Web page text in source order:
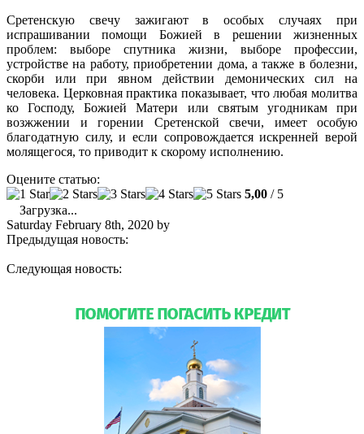
Сретенскую свечу зажигают в особых случаях при
испрашивании помощи Божией в решении жизненных
проблем: выборе спутника жизни, выборе профессии,
устройстве на работу, приобретении дома, а также в болезни,
скорби или при явном действии демонических сил на
человека. Церковная практика показывает, что любая молитва
ко Господу, Божией Матери или святым угодникам при
возжжении и горении Сретенской свечи, имеет особую
благодатную силу, и если сопровождается искренней верой
молящегося, то приводит к скорому исполнению.
Оцените статью:
5,00 / 5
Загрузка...
Saturday February 8th, 2020 by
Предыдущая новость:
Следующая новость: